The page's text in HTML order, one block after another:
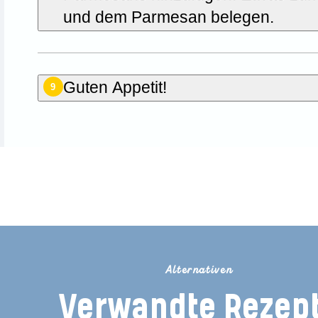
und dem Parmesan belegen.
9 Guten Appetit!
Alternativen
Verwandte